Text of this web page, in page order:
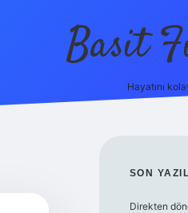
Basit
Hayatını
SON
Direkten